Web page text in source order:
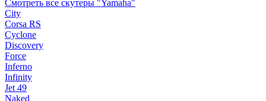
Смотреть все скутеры "Yamaha"
City
Corsa RS
Cyclone
Discovery
Force
Inferno
Infinity
Jet 49
Naked